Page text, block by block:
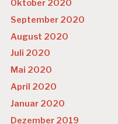
Oktober 2020
September 2020
August 2020
Juli 2020
Mai 2020
April 2020
Januar 2020
Dezember 2019